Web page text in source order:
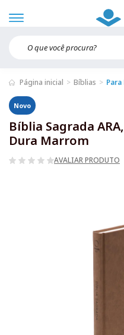
Página inicial Bíblias
Novo
Bíblia Sagrada
Dura Marrom
AVALIAR PRODUTO